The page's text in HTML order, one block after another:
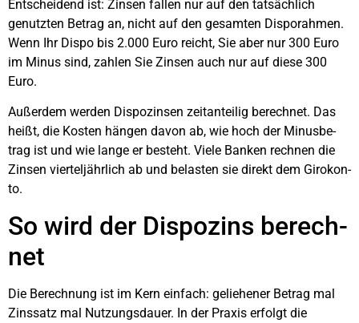
Ent­schei­dend ist: Zin­sen fal­len nur auf den tat­säch­lich
genutz­ten Betrag an, nicht auf den gesam­ten Dispo­rah­men.
Wenn Ihr Dis­po bis 2.000 Euro reicht, Sie aber nur 300 Euro
im Minus sind, zah­len Sie Zin­sen auch nur auf die­se 300
Euro.
Außer­dem wer­den Dis­po­zin­sen zeit­an­tei­lig berech­net. Das
heißt, die Kos­ten hän­gen davon ab, wie hoch der Minus­be­
trag ist und wie lan­ge er besteht. Vie­le Ban­ken rech­nen die
Zin­sen vier­tel­jähr­lich ab und belas­ten sie direkt dem Giro­kon­
to.
So wird der Dis­po­zins berech­
net
Die Berech­nung ist im Kern ein­fach: gelie­he­ner Betrag mal
Zins­satz mal Nut­zungs­dau­er. In der Pra­xis erfolgt die